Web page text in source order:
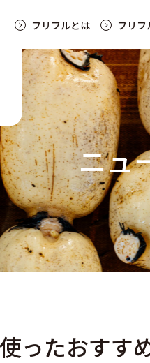
フリフルとは フリフ
ニュ
ったおすす